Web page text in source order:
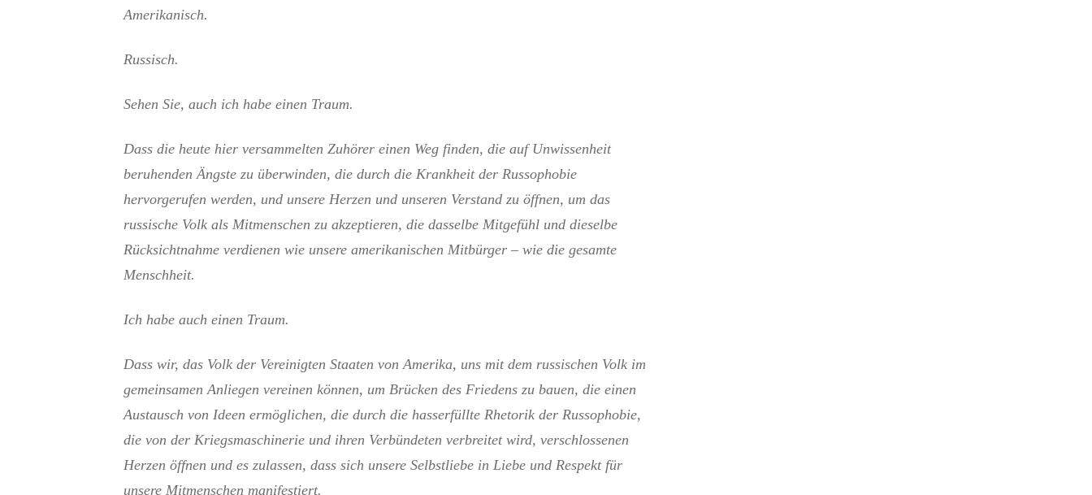
Amerikanisch.
Russisch.
Sehen Sie, auch ich habe einen Traum.
Dass die heute hier versammelten Zuhörer einen Weg finden, die auf Unwissenheit
beruhenden Ängste zu überwinden, die durch die Krankheit der Russophobie
hervorgerufen werden, und unsere Herzen und unseren Verstand zu öffnen, um das
russische Volk als Mitmenschen zu akzeptieren, die dasselbe Mitgefühl und dieselbe
Rücksichtnahme verdienen wie unsere amerikanischen Mitbürger – wie die gesamte
Menschheit.
Ich habe auch einen Traum.
Dass wir, das Volk der Vereinigten Staaten von Amerika, uns mit dem russischen Volk im
gemeinsamen Anliegen vereinen können, um Brücken des Friedens zu bauen, die einen
Austausch von Ideen ermöglichen, die durch die hasserfüllte Rhetorik der Russophobie,
die von der Kriegsmaschinerie und ihren Verbündeten verbreitet wird, verschlossenen
Herzen öffnen und es zulassen, dass sich unsere Selbstliebe in Liebe und Respekt für
unsere Mitmenschen manifestiert.